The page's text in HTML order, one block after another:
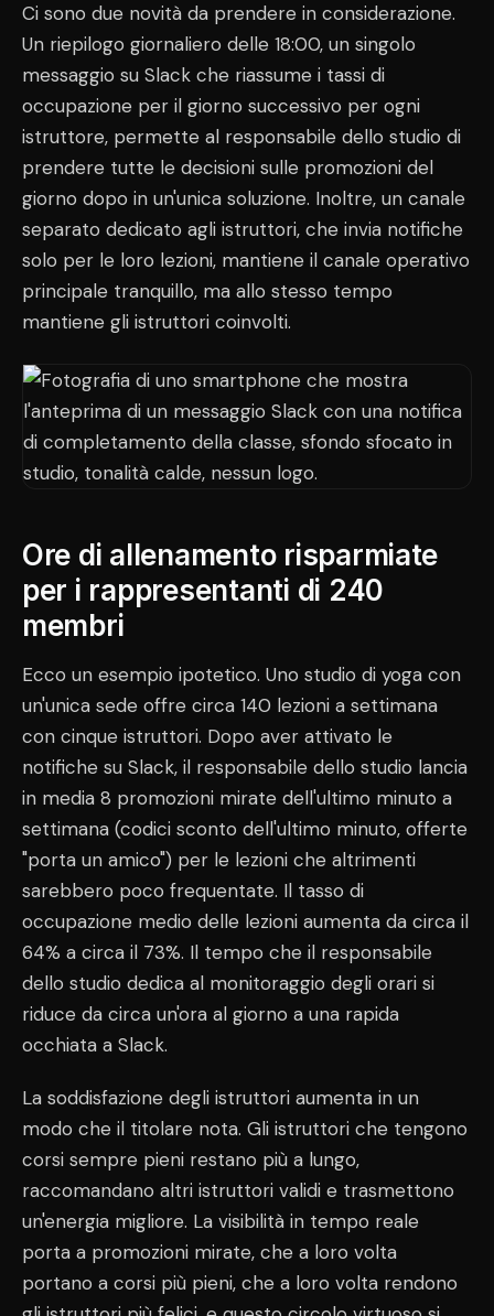
Ci sono due novità da prendere in considerazione.
Un riepilogo giornaliero delle 18:00, un singolo
messaggio su Slack che riassume i tassi di
occupazione per il giorno successivo per ogni
istruttore, permette al responsabile dello studio di
prendere tutte le decisioni sulle promozioni del
giorno dopo in un'unica soluzione. Inoltre, un canale
separato dedicato agli istruttori, che invia notifiche
solo per le loro lezioni, mantiene il canale operativo
principale tranquillo, ma allo stesso tempo
mantiene gli istruttori coinvolti.
Ore di allenamento risparmiate
per i rappresentanti di 240
membri
Ecco un esempio ipotetico. Uno studio di yoga con
un'unica sede offre circa 140 lezioni a settimana
con cinque istruttori. Dopo aver attivato le
notifiche su Slack, il responsabile dello studio lancia
in media 8 promozioni mirate dell'ultimo minuto a
settimana (codici sconto dell'ultimo minuto, offerte
"porta un amico") per le lezioni che altrimenti
sarebbero poco frequentate. Il tasso di
occupazione medio delle lezioni aumenta da circa il
64% a circa il 73%. Il tempo che il responsabile
dello studio dedica al monitoraggio degli orari si
riduce da circa un'ora al giorno a una rapida
occhiata a Slack.
La soddisfazione degli istruttori aumenta in un
modo che il titolare nota. Gli istruttori che tengono
corsi sempre pieni restano più a lungo,
raccomandano altri istruttori validi e trasmettono
un'energia migliore. La visibilità in tempo reale
porta a promozioni mirate, che a loro volta
portano a corsi più pieni, che a loro volta rendono